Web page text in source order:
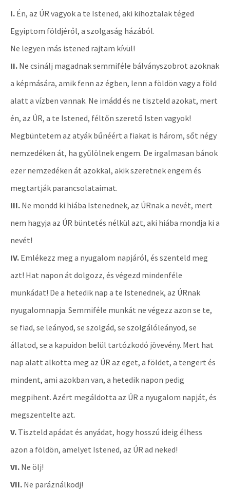
I. Én, az ÚR vagyok a te Istened, aki kihoztalak téged
Egyiptom földjéről, a szolgaság házából.
Ne legyen más istened rajtam kívül!
II. Ne csinálj magadnak semmiféle bálványszobrot azoknak
a képmására, amik fenn az égben, lenn a földön vagy a föld
alatt a vízben vannak. Ne imádd és ne tiszteld azokat, mert
én, az ÚR, a te Istened, féltőn szerető Isten vagyok!
Megbüntetem az atyák bűnéért a fiakat is három, sőt négy
nemzedéken át, ha gyűlölnek engem. De irgalmasan bánok
ezer nemzedéken át azokkal, akik szeretnek engem és
megtartják parancsolataimat.
III. Ne mondd ki hiába Istenednek, az ÚRnak a nevét, mert
nem hagyja az ÚR büntetés nélkül azt, aki hiába mondja ki a
nevét!
IV. Emlékezz meg a nyugalom napjáról, és szenteld meg
azt! Hat napon át dolgozz, és végezd mindenféle
munkádat! De a hetedik nap a te Istenednek, az ÚRnak
nyugalomnapja. Semmiféle munkát ne végezz azon se te,
se fiad, se leányod, se szolgád, se szolgálóleányod, se
állatod, se a kapuidon belül tartózkodó jövevény. Mert hat
nap alatt alkotta meg az ÚR az eget, a földet, a tengert és
mindent, ami azokban van, a hetedik napon pedig
megpihent. Azért megáldotta az ÚR a nyugalom napját, és
megszentelte azt.
V. Tiszteld apádat és anyádat, hogy hosszú ideig élhess
azon a földön, amelyet Istened, az ÚR ad neked!
VI. Ne ölj!
VII. Ne paráználkodj!